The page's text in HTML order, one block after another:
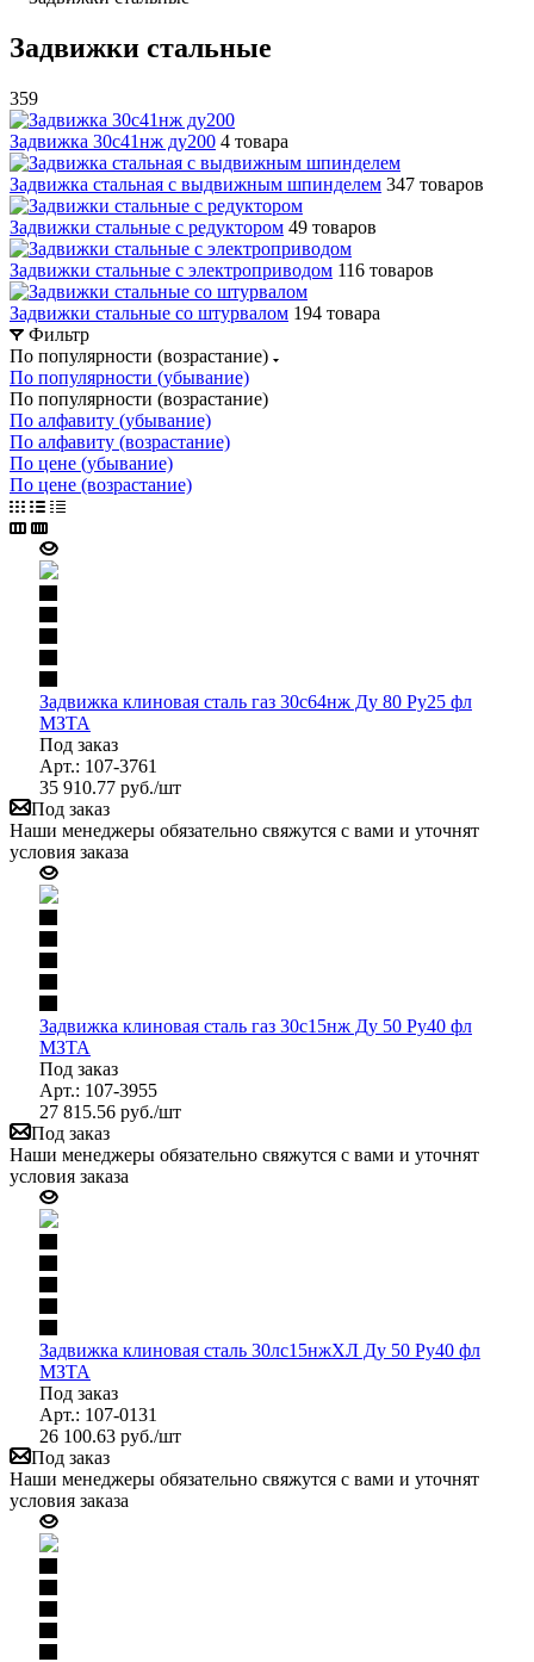
Задвижки стальные
359
Задвижка 30с41нж ду200 4 товара
Задвижка стальная с выдвижным шпинделем 347 товаров
Задвижки стальные c редуктором 49 товаров
Задвижки стальные с электроприводом 116 товаров
Задвижки стальные со штурвалом 194 товара
Фильтр
По популярности (возрастание)
По популярности (убывание)
По популярности (возрастание)
По алфавиту (убывание)
По алфавиту (возрастание)
По цене (убывание)
По цене (возрастание)
Задвижка клиновая сталь газ 30с64нж Ду 80 Ру25 фл
МЗТА
Под заказ
Арт.: 107-3761
35 910.77 руб./шт
Под заказ
Наши менеджеры обязательно свяжутся с вами и уточнят
условия заказа
Задвижка клиновая сталь газ 30с15нж Ду 50 Ру40 фл
МЗТА
Под заказ
Арт.: 107-3955
27 815.56 руб./шт
Под заказ
Наши менеджеры обязательно свяжутся с вами и уточнят
условия заказа
Задвижка клиновая сталь 30лс15нжХЛ Ду 50 Ру40 фл
МЗТА
Под заказ
Арт.: 107-0131
26 100.63 руб./шт
Под заказ
Наши менеджеры обязательно свяжутся с вами и уточнят
условия заказа